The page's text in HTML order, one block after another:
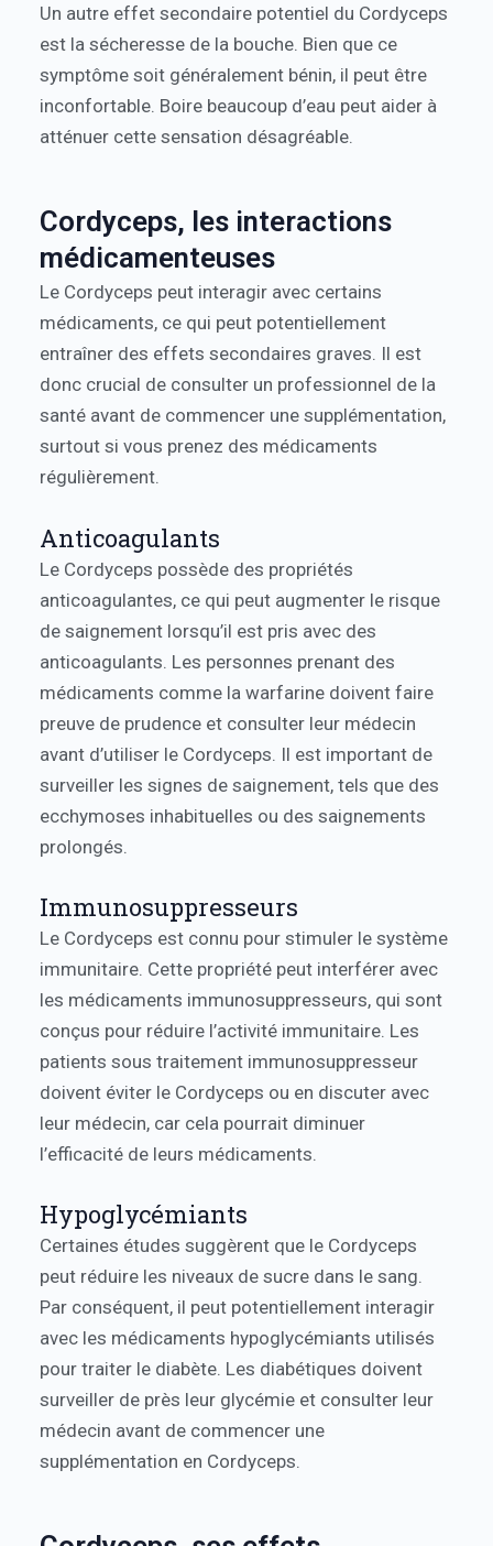
Un autre effet secondaire potentiel du Cordyceps
est la sécheresse de la bouche. Bien que ce
symptôme soit généralement bénin, il peut être
inconfortable. Boire beaucoup d’eau peut aider à
atténuer cette sensation désagréable.
Cordyceps, les interactions
médicamenteuses
Le Cordyceps peut interagir avec certains
médicaments, ce qui peut potentiellement
entraîner des effets secondaires graves. Il est
donc crucial de consulter un professionnel de la
santé avant de commencer une supplémentation,
surtout si vous prenez des médicaments
régulièrement.
Anticoagulants
Le Cordyceps possède des propriétés
anticoagulantes, ce qui peut augmenter le risque
de saignement lorsqu’il est pris avec des
anticoagulants. Les personnes prenant des
médicaments comme la warfarine doivent faire
preuve de prudence et consulter leur médecin
avant d’utiliser le Cordyceps. Il est important de
surveiller les signes de saignement, tels que des
ecchymoses inhabituelles ou des saignements
prolongés.
Immunosuppresseurs
Le Cordyceps est connu pour stimuler le système
immunitaire. Cette propriété peut interférer avec
les médicaments immunosuppresseurs, qui sont
conçus pour réduire l’activité immunitaire. Les
patients sous traitement immunosuppresseur
doivent éviter le Cordyceps ou en discuter avec
leur médecin, car cela pourrait diminuer
l’efficacité de leurs médicaments.
Hypoglycémiants
Certaines études suggèrent que le Cordyceps
peut réduire les niveaux de sucre dans le sang.
Par conséquent, il peut potentiellement interagir
avec les médicaments hypoglycémiants utilisés
pour traiter le diabète. Les diabétiques doivent
surveiller de près leur glycémie et consulter leur
médecin avant de commencer une
supplémentation en Cordyceps.